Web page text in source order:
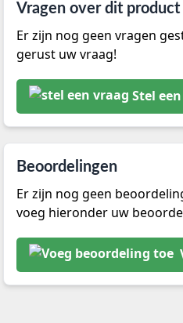
Vragen over dit product
Er zijn nog geen vragen
gerust uw vraag!
Stel
Beoordelingen
Er zijn nog geen
voeg hieronder uw